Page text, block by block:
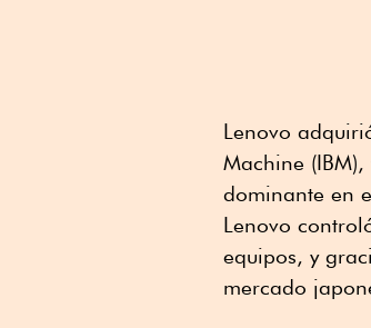
Lenovo
Machine
dominante en
Lenovo
equipos, y
mercado